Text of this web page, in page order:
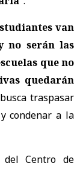
van
no serán las
que no
quedarán
traspasar
condenar a la
del Centro de